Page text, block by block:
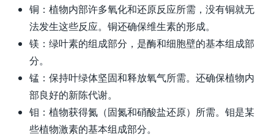
铜：植物内部许多氧化和还原反应所需，没有铜就无
法发生这些反应。铜还确保维生素的形成。
镁：绿叶素的组成部分，是酶和细胞壁的基本组成部
分。
锰：保持叶绿体坚固和释放氧气所需。还确保植物内
部良好的新陈代谢。
钼：植物获得氮（固氮和硝酸盐还原）所需。钼是某
些植物激素的基本组成部分。